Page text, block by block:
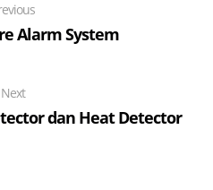
Alarm System
Next
dan Heat Detector